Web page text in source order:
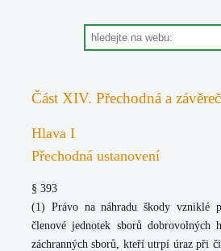
Část XIV. Přechodná a
Hlava I
Přechodná ustanovení
§ 393
(1) Právo na náhradu škody vzniklé
členové jednotek sborů dobrovolných
záchranných sborů, kteří utrpí úraz při